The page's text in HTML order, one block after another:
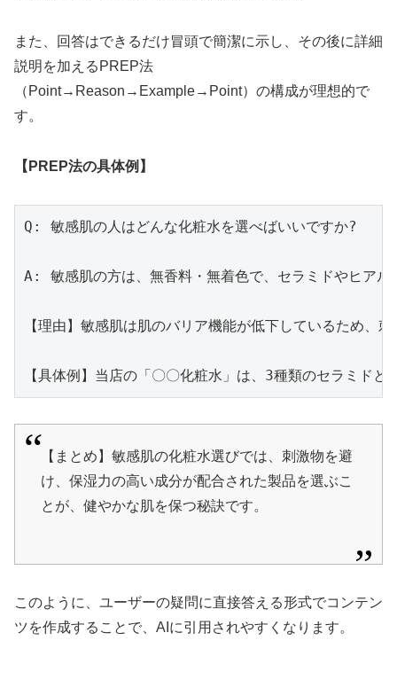
また、回答はできるだけ冒頭で簡潔に示し、その後に詳細
説明を加えるPREP法
（Point→Reason→Example→Point）の構成が理想的で
す。
【PREP法の具体例】
Q: 敏感肌の人はどんな化粧水を選べばいいですか?
A: 敏感肌の方は、無香料・無着色で、セラミドやヒア
【理由】敏感肌は肌のバリア機能が低下しているため、
【まとめ】敏感肌の化粧水選びでは、刺激物を避
け、保湿力の高い成分が配合された製品を選ぶこ
とが、健やかな肌を保つ秘訣です。
このように、ユーザーの疑問に直接答える形式でコンテン
ツを作成することで、AIに引用されやすくなります。